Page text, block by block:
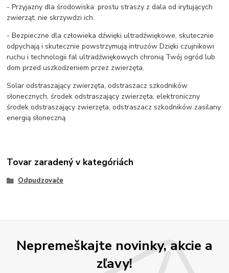
- Przyjazny dla środowiska: prostu straszy z dala od irytujących
zwierząt, nie skrzywdzi ich.
- Bezpieczne dla człowieka dźwięki ultradźwiękowe, skutecznie
odpychają i skutecznie powstrzymują intruzów Dzięki czujnikowi
ruchu i technologii fal ultradźwiękowych chronią Twój ogród lub
dom przed uszkodzeniem przez zwierzęta.
Solar odstraszający zwierzęta, odstraszacz szkodników
słonecznych, środek odstraszający zwierzęta, elektroniczny
środek odstraszający zwierzęta, odstraszacz szkodników zasilany
energią słoneczną
Tovar zaradený v kategóriách
Odpudzovače
Nepremeškajte novinky, akcie a
zľavy!